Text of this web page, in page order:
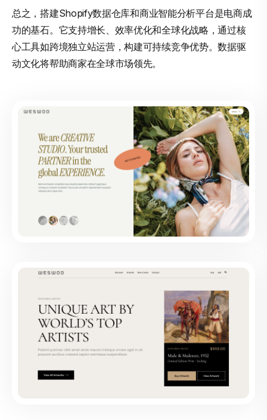
总之，搭建Shopify数据仓库和商业智能分析平台是电商成
功的基石。它支持增长、效率优化和全球化战略，通过核
心工具如跨境独立站运营，构建可持续竞争优势。数据驱
动文化将帮助商家在全球市场领先。